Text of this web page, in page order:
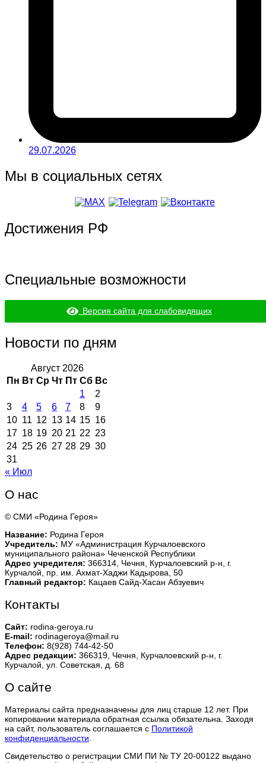
29.07.2026
Мы в социальных сетях
Достижения РФ
Специальные возможности
Версия сайта для слабовидящих
Новости по дням
Август 2026
Пн Вт Ср Чт Пт Сб Вс
1
2
3
4 5 6 7 8
9
10 11 12 13 14 15 16
17 18 19 20 21 22 23
24 25 26 27 28 29 30
31
« Июл
О нас
© СМИ «Родина Героя»
Название: Родина Героя
Учредитель: МУ «Администрация Курчалоевского
муниципального района» Чеченской Республики
Адрес учредителя: 366314, Чечня, Курчалоевский р-н, г.
Курчалой, пр. им. Ахмат-Хаджи Кадырова, 50
Главный редактор: Кацаев Сайд-Хасан Абзуевич
Контакты
Сайт: rodina-geroya.ru
E-mail: rodinageroya@mail.ru
Телефон: 8(928) 744-42-50
Адрес редакции: 366319, Чечня, Курчалоевский р-н, г.
Курчалой, ул. Советская, д. 68
О сайте
Материалы сайта предназначены для лиц старше 12 лет. При
копировании материала обратная ссылка обязательна. Заходя
на сайт, пользователь соглашается с Политикой
конфиденциальности